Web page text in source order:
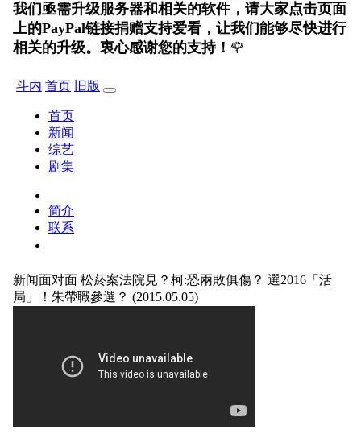
我们亟需升级服务器和相关的软件，请大家点击页面
上的PayPal链接捐赠支持爱看，让我们能够尽快进行
相关的升级。衷心感谢您的支持！ 🌹
斗内 首页 旧版
首页
新闻
综艺
剧集
简介
联系
新闻面对面 松菸案法院見？柯:恐兩敗俱傷？ 選2016「活
局」！朱帶職參選？ (2015.05.05)